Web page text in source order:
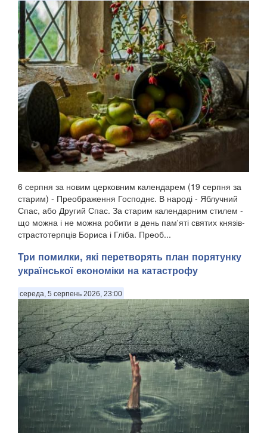
6 серпня за новим церковним календарем (19 серпня за
старим) - Преображення Господнє. В народі - Яблучний
Спас, або Другий Спас. За старим календарним стилем -
що можна і не можна робити в день пам'яті святих князів-
страстотерпців Бориса і Гліба. Преоб...
Три помилки, які перетворять план порятунку
української економіки на катастрофу
середа, 5 серпень 2026, 23:00